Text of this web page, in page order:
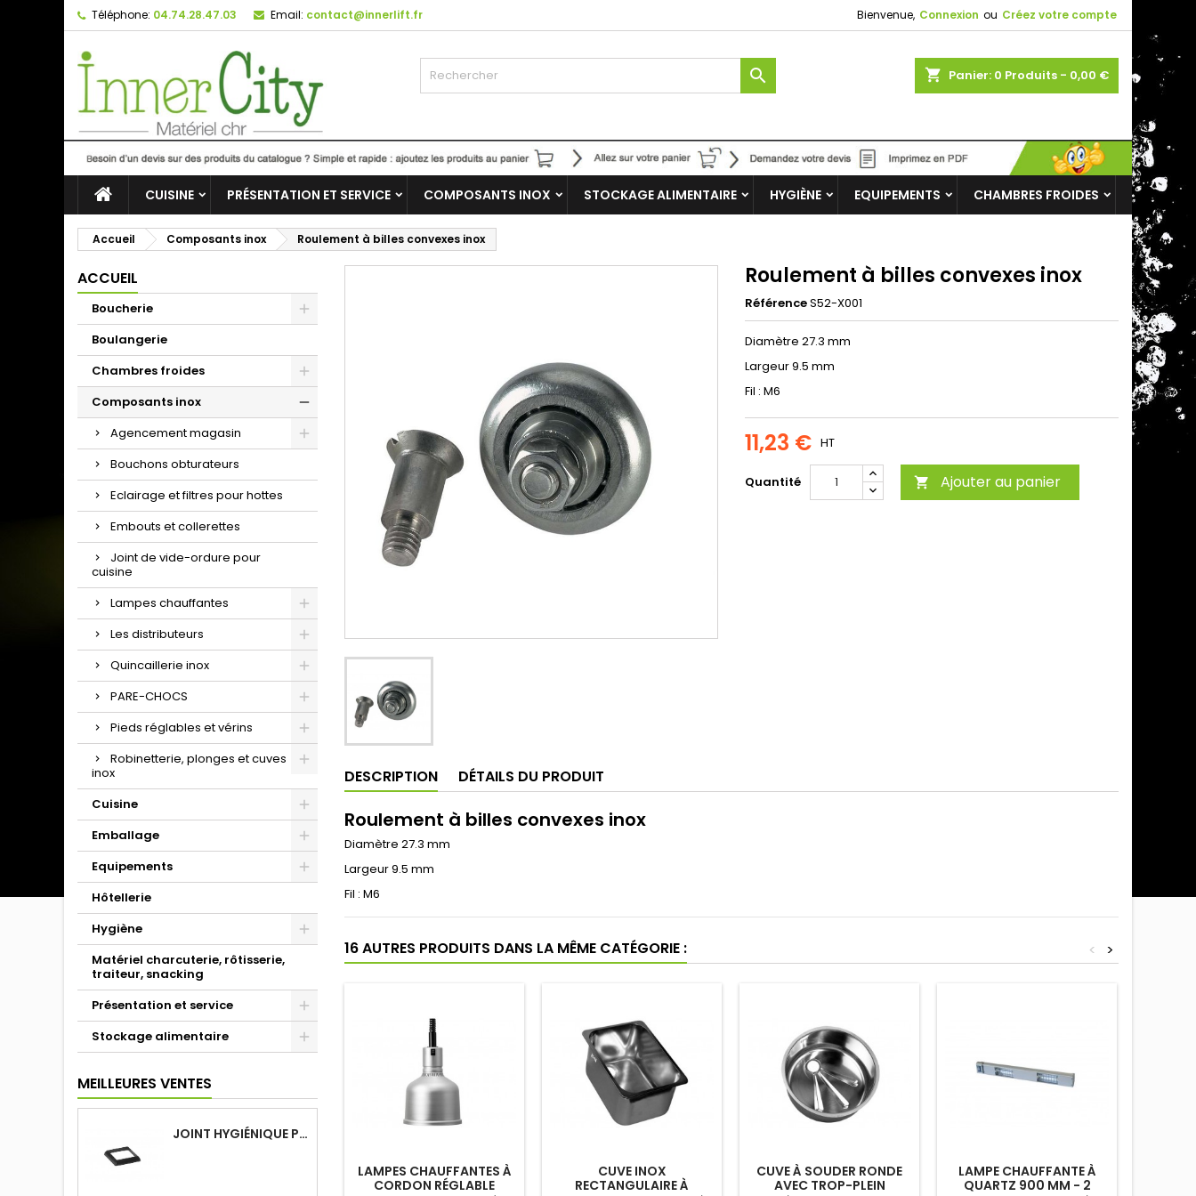
Téléphone: 04.74.28.47.03 Email: contact@innerlift.fr Bienvenue, Connexion ou Créez votre compte
shopping_cart Panier: 0 Produits - 0,00 €

CUISINE PRÉSENTATION ET SERVICE COMPOSANTS INOX STOCKAGE ALIMENTAIRE HYGIÈNE EQUIPEMENTS CHAMBRES FROIDES
Accueil Composants inox Roulement à billes convexes inox
ACCUEIL
Boucherie
Boulangerie
Chambres froides
Composants inox
Agencement magasin
Bouchons obturateurs
Eclairage et filtres pour hottes
Embouts et collerettes
Joint de vide-ordure pour
cuisine
Lampes chauffantes
Les distributeurs
Quincaillerie inox
PARE-CHOCS
Pieds réglables et vérins
Robinetterie, plonges et cuves
inox
Cuisine
Emballage
Equipements
Hôtellerie
Hygiène
Matériel charcuterie, rôtisserie,
traiteur, snacking
Présentation et service
Stockage alimentaire
MEILLEURES VENTES
JOINT HYGIÉNIQUE POUR ANNEAU TUBE 40 X 40 MM NOIR
Roulement à billes convexes inox
RéférenceS52-X001
Diamètre 27.3 mm
Largeur 9.5 mm
Fil : M6
11,23 € HT
Quantité  Ajouter au panier
DESCRIPTION DÉTAILS DU PRODUIT
Roulement à billes convexes inox
Diamètre 27.3 mm
Largeur 9.5 mm
Fil : M6
16 AUTRES PRODUITS DANS LA MÊME CATÉGORIE : >
<
LAMPES CHAUFFANTES À
CORDON RÉGLABLE
CUVE INOX
RECTANGULAIRE À
CUVE À SOUDER RONDE
AVEC TROP-PLEIN
LAMPE CHAUFFANTE À
QUARTZ 900 MM - 2